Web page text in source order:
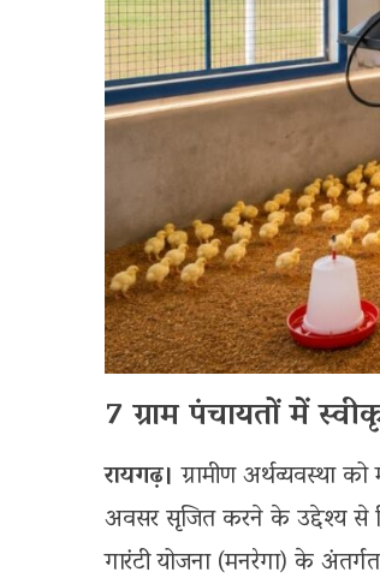
7 ग्राम पंचायतों में
रायगढ़। ग्रामीण अर्थव्यवस्था
अवसर सृजित करने के उद्देश्य से
गारंटी योजना (मनरेगा) के